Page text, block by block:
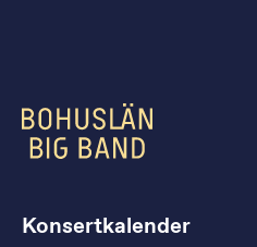
Konsertkalender